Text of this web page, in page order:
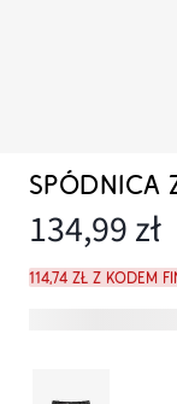
SPÓDNICA
134,99 zł
114,74 zł z kodem